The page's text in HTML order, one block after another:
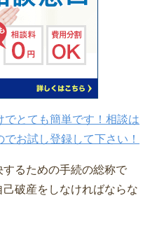
とても簡単です！相談は
でお試し登録して下さい！
るための手続の総称で
破産をしなければならな